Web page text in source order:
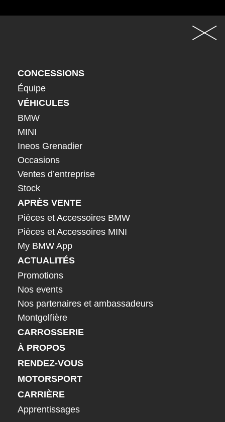
CONCESSIONS
Équipe
VÉHICULES
BMW
MINI
Ineos Grenadier
Occasions
Ventes d’entreprise
Stock
APRÈS VENTE
Pièces et Accessoires BMW
Pièces et Accessoires MINI
My BMW App
ACTUALITÉS
Promotions
Nos events
Nos partenaires et ambassadeurs
Montgolfière
CARROSSERIE
À PROPOS
RENDEZ-VOUS
MOTORSPORT
CARRIÈRE
Apprentissages